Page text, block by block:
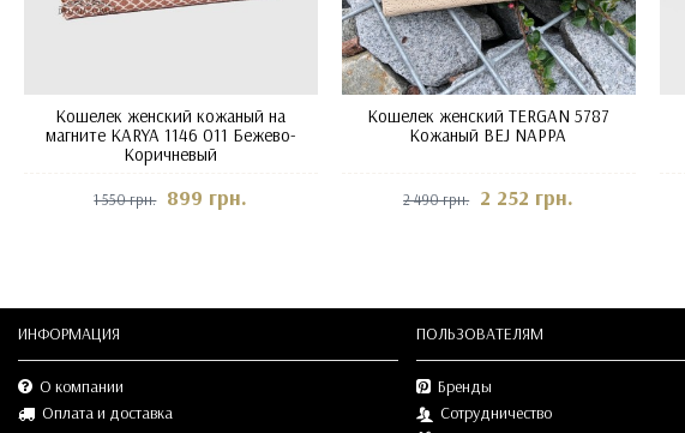
Кошелек женский кожаный на
магните KARYA 1146 011 Бежево-
Коричневый
1 550 грн. 899 грн.
Кошелек женский TERGAN 5787
Кожаный BEJ NAPPA
2 490 грн. 2 252 грн.
ИНФОРМАЦИЯ
О компании
Оплата и доставка
ПОЛЬЗОВАТЕЛЯМ
Бренды
Сотрудничество